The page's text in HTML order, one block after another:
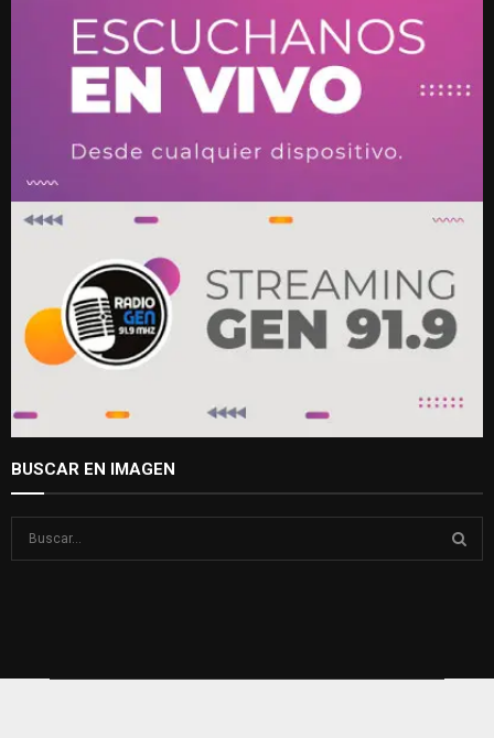
BUSCAR EN IMAGEN